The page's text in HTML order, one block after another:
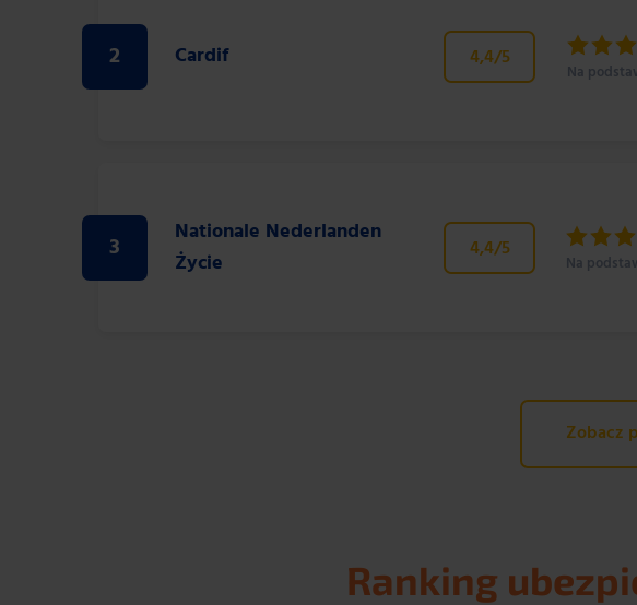
2 Cardif 4,4/5
Na
3
Nationale Nederlanden
Życie
4,4/5
Na
Zobacz
Ranking